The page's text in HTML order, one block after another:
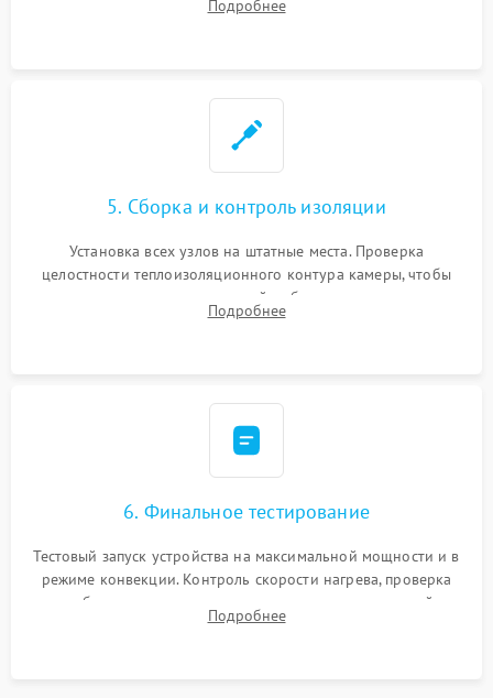
выгоревших реле, восстановление контактов и замена
Подробнее
5. Сборка и контроль изоляции
Установка всех узлов на штатные места. Проверка
целостности теплоизоляционного контура камеры, чтобы
исключить перегрев кухонной мебели и потерю тепла.
Надежная фиксация клемм и сборка корпуса шкафа.
Подробнее
6. Финальное тестирование
Тестовый запуск устройства на максимальной мощности и в
режиме конвекции. Контроль скорости нагрева, проверка
срабатывания термостата при достижении заданной
температуры и тест на отсутствие утечек тока.
Подробнее